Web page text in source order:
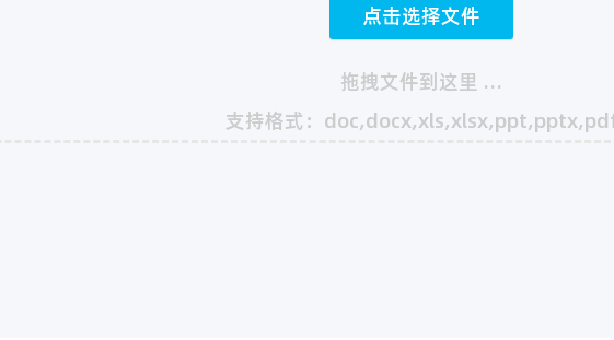
点击选择文件
拖拽文件到这里 …
支持格式：